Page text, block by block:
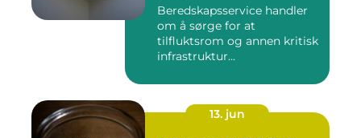
Beredskapsservice handler
om å sørge for at
tilfluktsrom og annen kritisk
infrastruktur...
13. jun